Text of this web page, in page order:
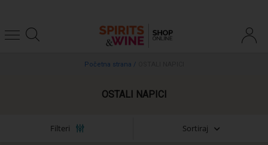
Početna strana /
OSTALI NAPICI
Filteri Sortiraj